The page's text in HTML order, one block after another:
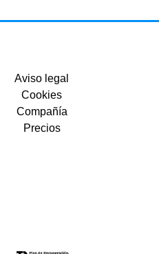
Aviso legal
Cookies
Compañía
Precios